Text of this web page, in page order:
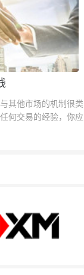
其他市场的机制很类
何交易的经验，你应